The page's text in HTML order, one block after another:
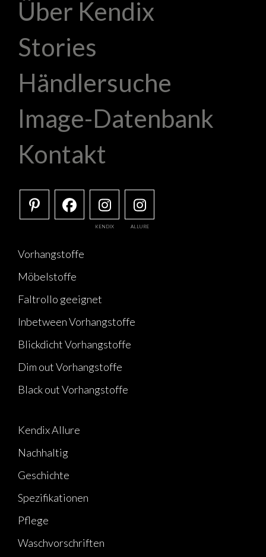
Über Kendix
Stories
Händlersuche
Image-Datenbank
Kontakt
KENDIX ALLURE
Vorhangstoffe
Möbelstoffe
Faltrollo geeignet
Inbetween Vorhangstoffe
Blickdicht Vorhangstoffe
Dim out Vorhangstoffe
Black out Vorhangstoffe
Kendix Allure
Nachhaltig
Geschichte
Spezifikationen
Pflege
Waschvorschriften